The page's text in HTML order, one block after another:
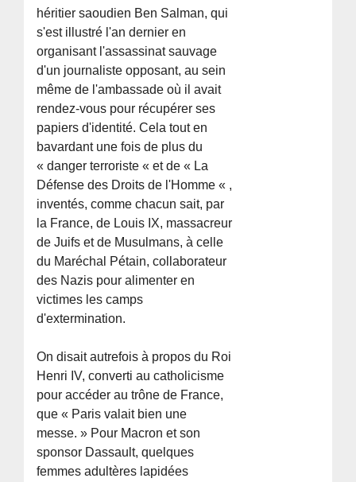
héritier saoudien Ben Salman, qui
s'est illustré l'an dernier en
organisant l'assassinat sauvage
d'un journaliste opposant, au sein
même de l'ambassade où il avait
rendez-vous pour récupérer ses
papiers d'identité. Cela tout en
bavardant une fois de plus du
« danger terroriste « et de « La
Défense des Droits de l'Homme « ,
inventés, comme chacun sait, par
la France, de Louis IX, massacreur
de Juifs et de Musulmans, à celle
du Maréchal Pétain, collaborateur
des Nazis pour alimenter en
victimes les camps
d'extermination.
On disait autrefois à propos du Roi
Henri IV, converti au catholicisme
pour accéder au trône de France,
que « Paris valait bien une
messe. » Pour Macron et son
sponsor Dassault, quelques
femmes adultères lapidées